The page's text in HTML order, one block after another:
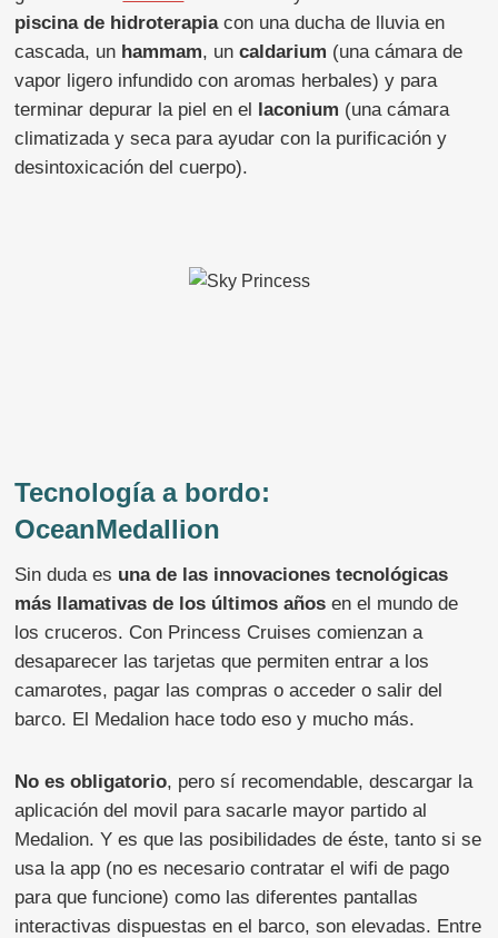
piscina de hidroterapiacon una ducha de lluvia en
cascada, un hammam, uncaldarium (una cámara de
vapor ligero infundido con aromas herbales) y para
terminar depurar la piel en el
laconium (una cámara
climatizada y seca para ayudar con la purificación y
desintoxicación del cuerpo).
Tecnología a bordo:
OceanMedallion
Sin duda es una de las innovaciones tecnológicas
más llamativas de los últimos años en el mundo de
los cruceros. Con Princess Cruises comienzan a
desaparecer las tarjetas que permiten entrar a los
camarotes, pagar las compras o acceder o salir del
barco. El Medalion hace todo eso y mucho más.
No es obligatorio, pero sí recomendable, descargar la
aplicación del movil para sacarle mayor partido al
Medalion. Y es que las posibilidades de éste, tanto si se
usa la app (no es necesario contratar el wifi de pago
para que funcione) como las diferentes pantallas
interactivas dispuestas en el barco, son elevadas. Entre